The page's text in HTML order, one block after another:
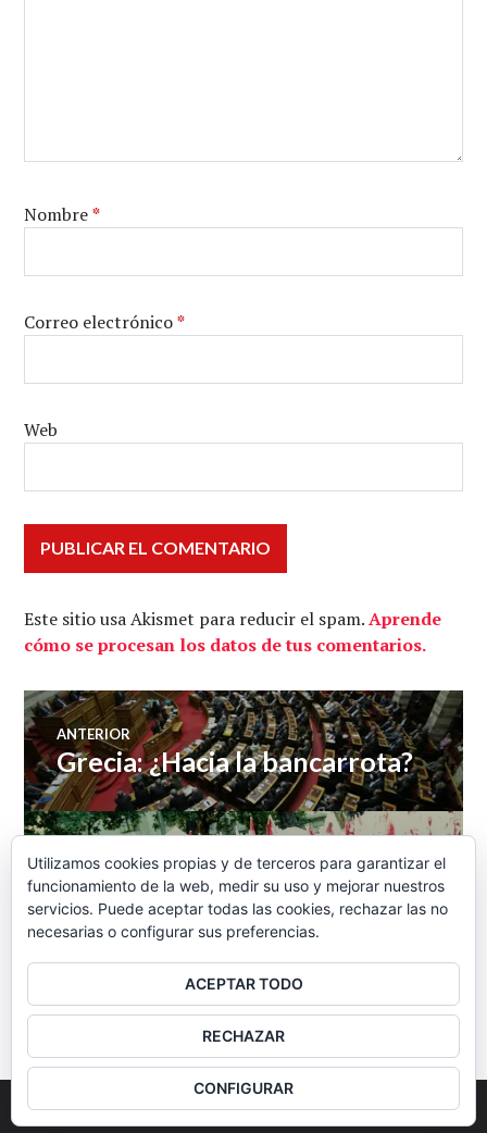
Nombre*
Correo electrónico*
Web
Este sitio usa Akismet para reducir el spam.Aprende
cómo se procesan los datos de tus comentarios.
Navegación
de
entradas
ANTERIOR
Entrada
anterior:
Grecia: ¿Hacia la bancarrota?
SIGUIENTE
Entrada
siguiente:
Economía Directa 13-11-
2012 Acerca de la huelga
BARRA
LATERAL
2026 Colectivo Burbuja
Utilizamos cookies propias y de terceros para garantizar el
funcionamiento de la web, medir su uso y mejorar nuestros
servicios. Puede aceptar todas las cookies, rechazar las no
necesarias o configurar sus preferencias.
ACEPTAR TODO
RECHAZAR
CONFIGURAR